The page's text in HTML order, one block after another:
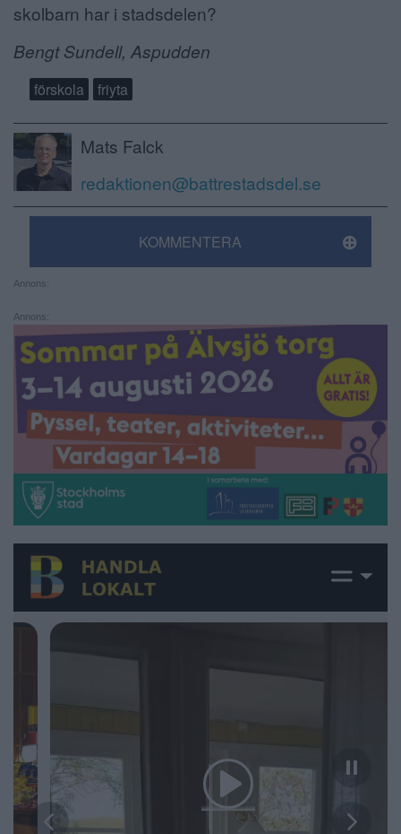
skolbarn har i stadsdelen?
Bengt Sundell, Aspudden
förskola friyta
Mats Falck
redaktionen@battrestadsdel.se
KOMMENTERA
Annons:
Annons: